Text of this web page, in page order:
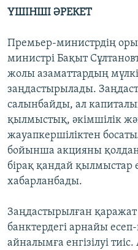
ҮШІНШІ ӘРЕКЕТ
Премьер-министрдің
министрі Бақыт
жолы азаматтардың
заңдастырылады.
салынбайды, ал
қылмыстық, әкімшілік
жауапкершіліктен
бойынша акцияны
бірақ қандай қылмыстар
хабарланбады.
Заңдастырылған қаражат
банктердегі арнайы
айналымға енгізілуі